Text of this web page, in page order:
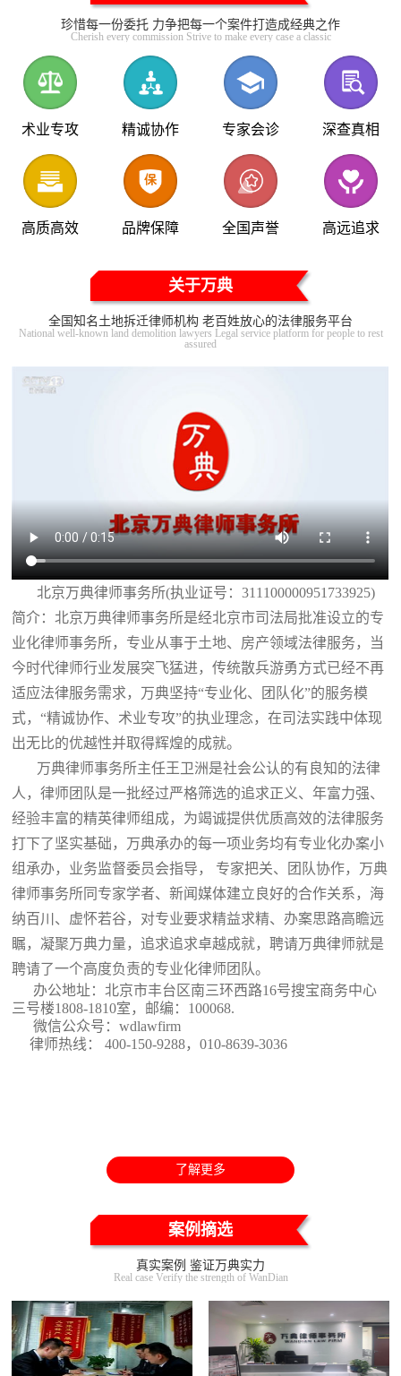
珍惜每一份委托 力争把每一个案件打造成经典之作
Cherish every commission Strive to make every case a classic
术业专攻 精诚协作 专家会诊 深查真相
高质高效 品牌保障 全国声誉 高远追求
关于万典
全国知名土地拆迁律师机构 老百姓放心的法律服务平台
National well-known land demolition lawyers Legal service platform for people to rest
assured
北京万典律师事务所(执业证号：311100000951733925)
简介：北京万典律师事务所是经北京市司法局批准设立的专
业化律师事务所，专业从事于土地、房产领域法律服务，当
今时代律师行业发展突飞猛进，传统散兵游勇方式已经不再
适应法律服务需求，万典坚持“专业化、团队化”的服务模
式，“精诚协作、术业专攻”的执业理念，在司法实践中体现
出无比的优越性并取得辉煌的成就。
万典律师事务所主任王卫洲是社会公认的有良知的法律
人，律师团队是一批经过严格筛选的追求正义、年富力强、
经验丰富的精英律师组成，为竭诚提供优质高效的法律服务
打下了坚实基础，万典承办的每一项业务均有专业化办案小
组承办，业务监督委员会指导， 专家把关、团队协作，万典
律师事务所同专家学者、新闻媒体建立良好的合作关系，海
纳百川、虚怀若谷，对专业要求精益求精、办案思路高瞻远
瞩，凝聚万典力量，追求追求卓越成就，聘请万典律师就是
聘请了一个高度负责的专业化律师团队。
办公地址：北京市丰台区南三环西路16号搜宝商务中心
三号楼1808-1810室 ，邮编：100068.
微信公众号：wdlawfirm
律师热线： 400-150-9288，010-8639-3036
了解更多
案例摘选
真实案例 鉴证万典实力
Real case Verify the strength of WanDian